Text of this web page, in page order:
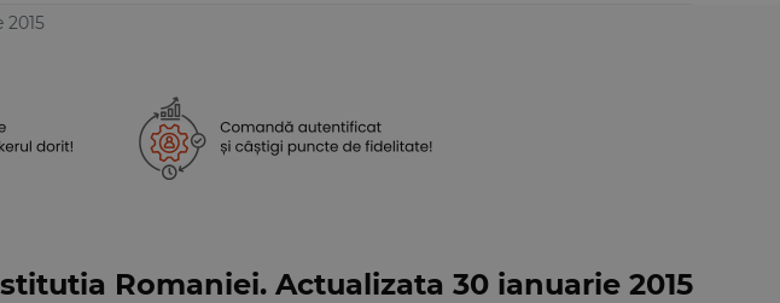
Romaniei. Actualizata 30 ianuarie 2015